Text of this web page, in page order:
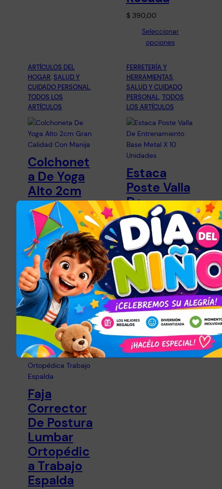
$390,00
Seleccionar
opciones
ARTÍCULOS DEL
HOGAR, SALUD Y
CUIDADO PERSONAL
TODOS LOS
ARTÍCULOS
Colchonet
a De Yoga
Alto 2cm
Gran
Calidad
Con Manija
$450,00
Seleccionar
opciones
FERRETERÍA Y
HERRAMIENTAS
SALUD Y CUIDADO
PERSONAL, TODOS
LOS ARTÍCULOS
Estaca
Poste Valla
De
Entrenami
ento Base
Metal X 10
Unidades
$1.990,00
Leer más
SALUD Y CUIDADO
PERSONAL
Faja
Corrector
De Postura
Lumbar
Ortopédic
a Trabajo
Espalda